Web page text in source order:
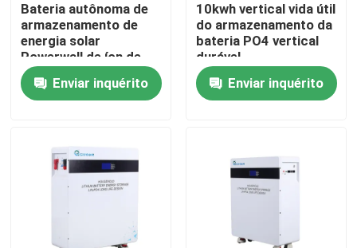
Controle da qualidade
Contacte-nos
Bateria de Energia Solar
Bateria portátil para estação de energia
Bateria autônoma de
armazenamento de
energia solar
Powerwall de íon de
lítio 51,2 V 400 Ah
Enviar inquérito
10kwh vertical vida útil
do armazenamento da
bateria PO4 vertical
durável
Enviar inquérito